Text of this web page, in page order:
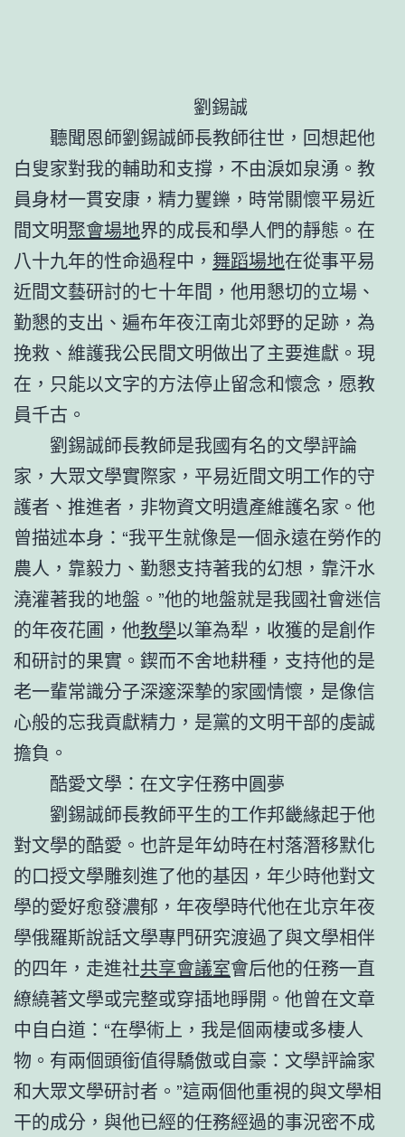
劉錫誠
聽聞恩師劉錫誠師長教師往世，回想起他
白叟家對我的輔助和支撐，不由淚如泉湧。教
員身材一貫安康，精力矍鑠，時常關懷平易近
間文明聚會場地界的成長和學人們的靜態。在
八十九年的性命過程中， 舞蹈場地在從事平易
近間文藝研討的七十年間，他用懇切的立場、
勤懇的支出、遍布年夜江南北郊野的足跡，為
挽救、維護我公民間文明做出了主要進獻。現
在，只能以文字的方法停止留念和懷念，愿教
員千古。
劉錫誠師長教師是我國有名的文學評論
家，大眾文學實際家，平易近間文明工作的守
護者、推進者，非物資文明遺產維護名家。他
曾描述本身：“我平生就像是一個永遠在勞作的
農人，靠毅力、勤懇支持著我的幻想，靠汗水
澆灌著我的地盤。”他的地盤就是我國社會迷信
的年夜花圃，他教學以筆為犁，收獲的是創作
和研討的果實。鍥而不舍地耕種，支持他的是
老一輩常識分子深邃深摯的家國情懷，是像信
心般的忘我貢獻精力，是黨的文明干部的虔誠
擔負。
酷愛文學：在文字任務中圓夢
劉錫誠師長教師平生的工作邦畿緣起于他
對文學的酷愛。也許是年幼時在村落潛移默化
的口授文學雕刻進了他的基因，年少時他對文
學的愛好愈發濃郁，年夜學時代他在北京年夜
學俄羅斯說話文學專門研究渡過了與文學相伴
的四年，走進社共享會議室會后他的任務一直
繚繞著文學或完整或穿插地睜開。他曾在文章
中自白道：“在學術上，我是個兩棲或多棲人
物。有兩個頭銜值得驕傲或自豪：文學評論家
和大眾文學研討者。”這兩個他重視的與文學相
干的成分，與他已經的任務經過的事況密不成